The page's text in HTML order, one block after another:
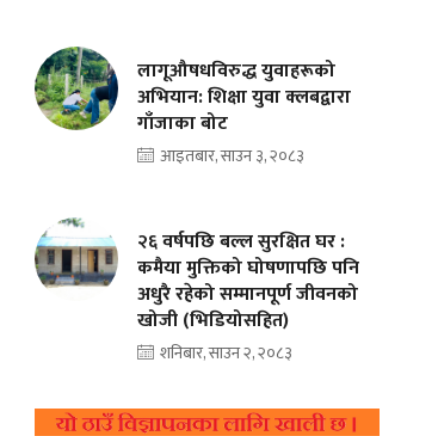
लागूऔषधविरुद्ध युवाहरूको
अभियान: शिक्षा युवा क्लबद्वारा
गाँजाका बोट
आइतबार, साउन ३, २०८३
२६ वर्षपछि बल्ल सुरक्षित घर :
कमैया मुक्तिको घोषणापछि पनि
अधुरै रहेको सम्मानपूर्ण जीवनको
खोजी (भिडियोसहित)
शनिबार, साउन २, २०८३